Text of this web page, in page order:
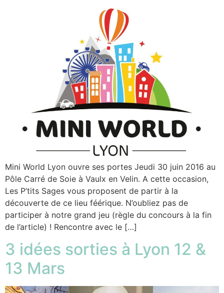
Mini World Lyon ouvre ses portes Jeudi 30 juin 2016 au
Pôle Carré de Soie à Vaulx en Velin. A cette occasion,
Les P’tits Sages vous proposent de partir à la
découverte de ce lieu féérique. N’oubliez pas de
participer à notre grand jeu (règle du concours à la fin
de l’article) ! Rencontre avec le […]
3 idées sorties à Lyon 12 &
13 Mars